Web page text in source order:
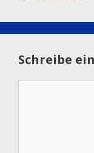
Schreibe